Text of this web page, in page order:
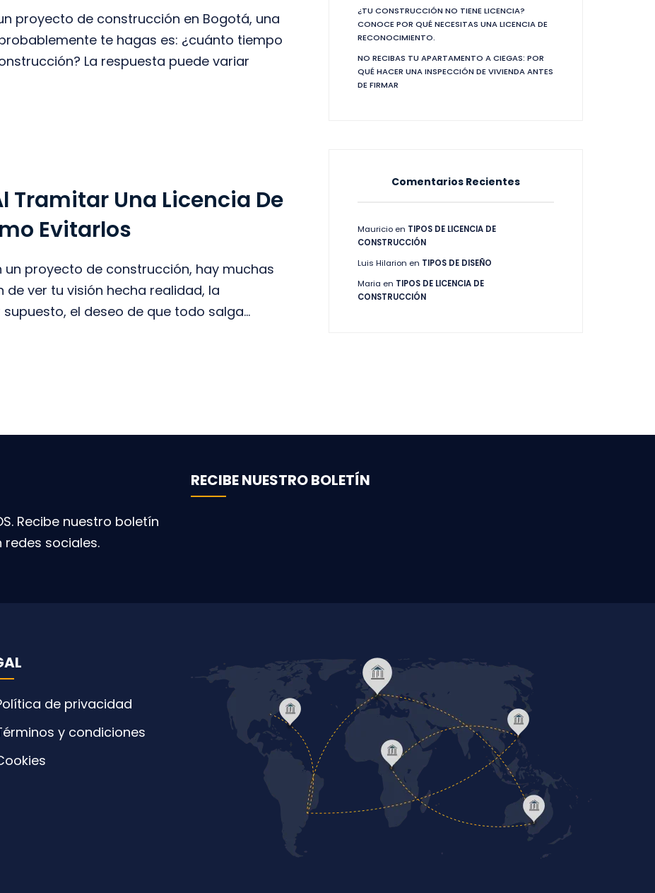
proyecto de construcción en Bogotá, una
te hagas es: ¿cuánto tiempo
La respuesta puede variar
Tramitar Una Licencia De
Evitarlos
proyecto de construcción, hay muchas
ver tu visión hecha realidad, la
el deseo de que todo salga...
¿TU CONSTRUCCIÓN NO TIENE LICENCIA?
CONOCE POR QUÉ NECESITAS UNA LICENCIA DE
RECONOCIMIENTO.
NO RECIBAS TU APARTAMENTO A CIEGAS: POR
QUÉ HACER UNA INSPECCIÓN DE VIVIENDA ANTES
DE FIRMAR
Comentarios Recientes
Mauricio en TIPOS DE LICENCIA DE
CONSTRUCCIÓN
Luis Hilarion en TIPOS DE DISEÑO
Maria en TIPOS DE LICENCIA DE
CONSTRUCCIÓN
Recibe nuestro boletín
sociales.
RECIBE NUESTRO BOLETÍN
de privacidad
y condiciones